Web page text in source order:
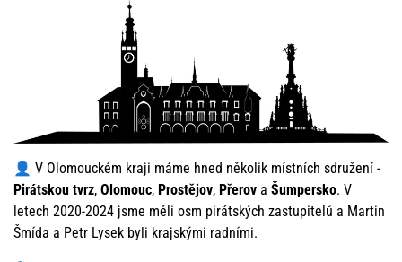
👤 V Olomouckém kraji máme hned několik místních sdružení -
Pirátskou tvrz, Olomouc, Prostějov, Přerov a Šumpersko. V
letech 2020-2024 jsme měli osm pirátských zastupitelů a Martin
Šmída a Petr Lysek byli krajskými radními.